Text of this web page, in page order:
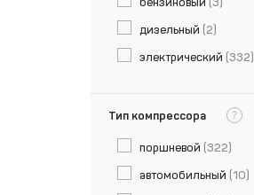
дизельный (2)
электрический (332)
Тип компрессора ?
поршневой (322)
автомобильный (10)